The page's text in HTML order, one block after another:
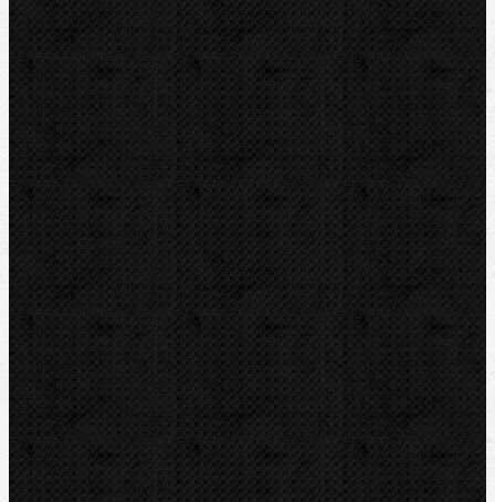
Odhrotovače, kalibry
Úkosovače
Hasáky, kleště, klíče
Ohýbačky
Vyhrdlovače
Lisování